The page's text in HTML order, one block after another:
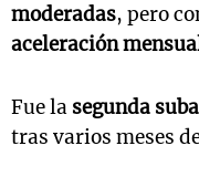
moderadas, pero
aceleración
Fue la segunda
tras varios meses